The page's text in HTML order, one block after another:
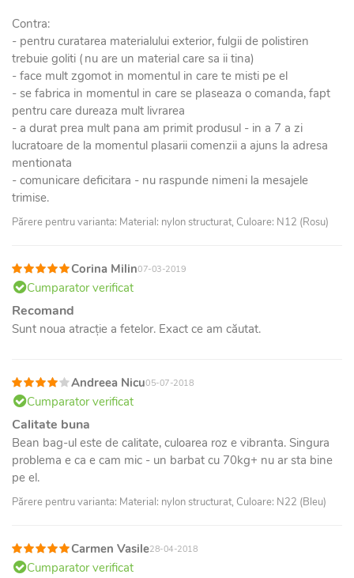
Contra:
- pentru curatarea materialului exterior, fulgii de polistiren
trebuie goliti (nu are un material care sa ii tina)
- face mult zgomot in momentul in care te misti pe el
- se fabrica in momentul in care se plaseaza o comanda, fapt
pentru care dureaza mult livrarea
- a durat prea mult pana am primit produsul - in a 7 a zi
lucratoare de la momentul plasarii comenzii a ajuns la adresa
mentionata
- comunicare deficitara - nu raspunde nimeni la mesajele
trimise.
Părere pentru varianta: Material: nylon structurat, Culoare: N12 (Rosu)
Corina Milin07-03-2019
Cumparator verificat
Recomand
Sunt noua atracție a fetelor. Exact ce am căutat.
Andreea Nicu05-07-2018
Cumparator verificat
Calitate buna
Bean bag-ul este de calitate, culoarea roz e vibranta. Singura
problema e ca e cam mic - un barbat cu 70kg+ nu ar sta bine
pe el.
Părere pentru varianta: Material: nylon structurat, Culoare: N22 (Bleu)
Carmen Vasile28-04-2018
Cumparator verificat